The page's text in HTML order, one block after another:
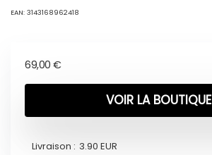
EAN: 3143168962418
69,00 €
VOIR LA BOUTIQUE
Livraison : 3.90 EUR